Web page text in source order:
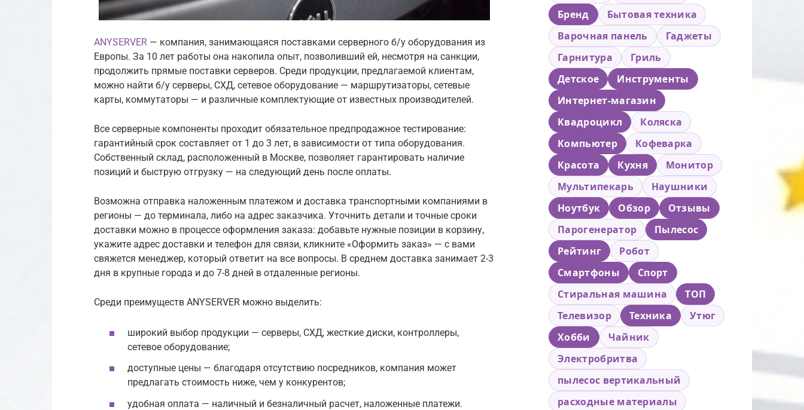
ANYSERVER — компания, занимающаяся поставками серверного б/у оборудования из
Европы. За 10 лет работы она накопила опыт, позволивший ей, несмотря на санкции,
продолжить прямые поставки серверов. Среди продукции, предлагаемой клиентам,
можно найти б/у серверы, СХД, сетевое оборудование — маршрутизаторы, сетевые
карты, коммутаторы — и различные комплектующие от известных производителей.
Все серверные компоненты проходит обязательное предпродажное тестирование:
гарантийный срок составляет от 1 до 3 лет, в зависимости от типа оборудования.
Собственный склад, расположенный в Москве, позволяет гарантировать наличие
позиций и быструю отгрузку — на следующий день после оплаты.
Возможна отправка наложенным платежом и доставка транспортными компаниями в
регионы — до терминала, либо на адрес заказчика. Уточнить детали и точные сроки
доставки можно в процессе оформления заказа: добавьте нужные позиции в корзину,
укажите адрес доставки и телефон для связи, кликните «Оформить заказ» — с вами
свяжется менеджер, который ответит на все вопросы. В среднем доставка занимает 2-3
дня в крупные города и до 7-8 дней в отдаленные регионы.
Среди преимуществ ANYSERVER можно выделить:
широкий выбор продукции — серверы, СХД, жесткие диски, контроллеры,
сетевое оборудование;
доступные цены — благодаря отсутствию посредников, компания может
предлагать стоимость ниже, чем у конкурентов;
удобная оплата — наличный и безналичный расчет, наложенные платежи.
Бренд
Бытовая техника
Варочная панель
Гаджеты
Гарнитура
Гриль
Детское
Инструменты
Интернет-магазин
Квадроцикл
Коляска
Компьютер
Кофеварка
Красота
Кухня
Монитор
Мультипекарь
Наушники
Ноутбук
Обзор
Отзывы
Парогенератор
Пылесос
Рейтинг
Робот
Смартфоны
Спорт
Стиральная машина
ТОП
Телевизор
Техника
Утюг
Хобби
Чайник
Электробритва
пылесос вертикальный
расходные материалы